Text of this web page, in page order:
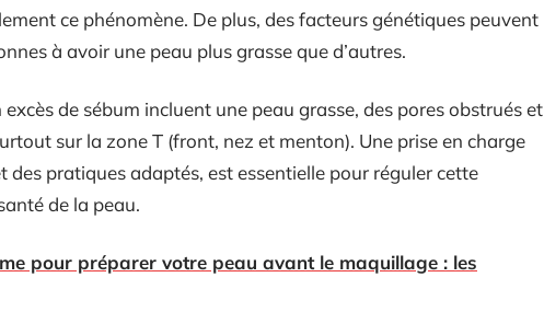
ce phénomène. De plus, des facteurs génétiques peuvent
à avoir une peau plus grasse que d’autres.
excès de sébum incluent une peau grasse, des pores obstrués et
sur la zone T (front, nez et menton). Une prise en charge
des pratiques adaptés, est essentielle pour réguler cette
de la peau.
pour préparer votre peau avant le maquillage : les